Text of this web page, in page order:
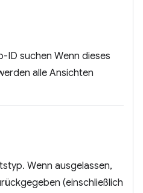
ID suchen Wenn dieses
alle Ansichten
Wenn ausgelassen,
(einschließlich